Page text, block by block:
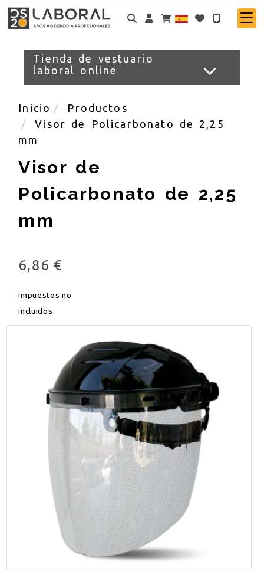
Identifícate
Tienda de vestuario
laboral online
Inicio
Productos
Visor de Policarbonato de 2,25
mm
Visor de
Policarbonato de 2,25
mm
6,86 €
impuestos no
incluidos